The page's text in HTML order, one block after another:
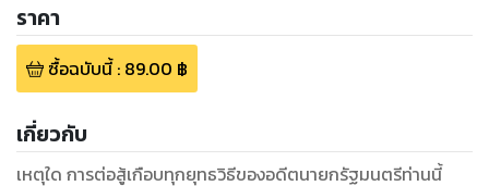
ราคา
ซื้อฉบับนี้: 89.00 ฿
เกี่ยวกับ
เหตุใด การต่อสู้เกือบทุกยุทธวิธีของอดีตนายกรัฐมนตรีท่านนี้